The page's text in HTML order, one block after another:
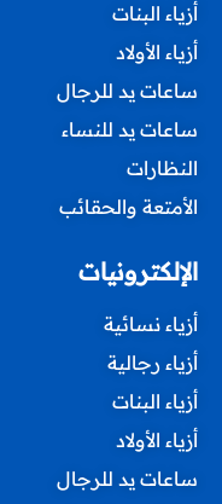
أزياء البنات
أزياء الأولاد
ساعات يد للرجال
ساعات يد للنساء
النظارات
الأمتعة والحقائب
الإلكترونيات
أزياء نسائية
أزياء رجالية
أزياء البنات
أزياء الأولاد
ساعات يد للرجال